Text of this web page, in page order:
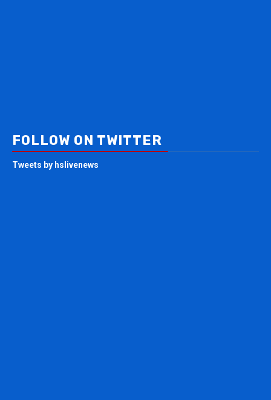
FOLLOW ON TWITTER
Tweets by hslivenews